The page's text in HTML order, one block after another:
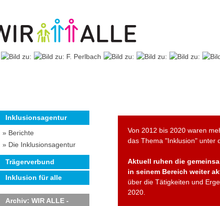
Inklusionsagentur
» Berichte
» Die Inklusionsagentur
Trägerverbund
Inklusion für alle
Archiv: WIR ALLE -
Von 2012 bis 2020 waren
das Thema "Inklusion" unter
Aktuell ruhen die
in seinem Bereich weiter
über die Tätigkeiten und
2020.